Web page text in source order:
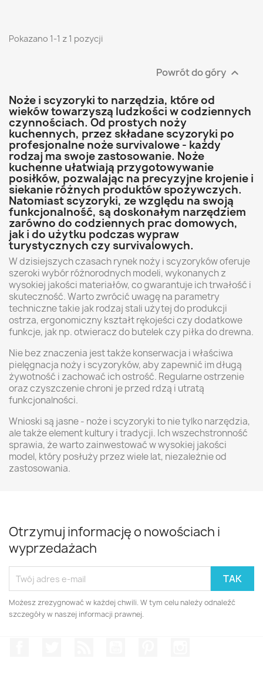
Pokazano 1-1 z 1 pozycji
Powrót do góry 
Noże i scyzoryki to narzędzia, które od
wieków towarzyszą ludzkości w codziennych
czynnościach. Od prostych noży
kuchennych, przez składane scyzoryki po
profesjonalne noże survivalowe - każdy
rodzaj ma swoje zastosowanie. Noże
kuchenne ułatwiają przygotowywanie
posiłków, pozwalając na precyzyjne krojenie i
siekanie różnych produktów spożywczych.
Natomiast scyzoryki, ze względu na swoją
funkcjonalność, są doskonałym narzędziem
zarówno do codziennych prac domowych,
jak i do użytku podczas wypraw
turystycznych czy survivalowych.
W dzisiejszych czasach rynek noży i scyzoryków oferuje
szeroki wybór różnorodnych modeli, wykonanych z
wysokiej jakości materiałów, co gwarantuje ich trwałość i
skuteczność. Warto zwrócić uwagę na parametry
techniczne takie jak rodzaj stali użytej do produkcji
ostrza, ergonomiczny kształt rękojeści czy dodatkowe
funkcje, jak np. otwieracz do butelek czy piłka do drewna.
Nie bez znaczenia jest także konserwacja i właściwa
pielęgnacja noży i scyzoryków, aby zapewnić im długą
żywotność i zachować ich ostrość. Regularne ostrzenie
oraz czyszczenie chroni je przed rdzą i utratą
funkcjonalności.
Wnioski są jasne - noże i scyzoryki to nie tylko narzędzia,
ale także element kultury i tradycji. Ich wszechstronność
sprawia, że warto zainwestować w wysokiej jakości
model, który posłuży przez wiele lat, niezależnie od
zastosowania.
Otrzymuj informację o nowościach i
wyprzedażach
Możesz zrezygnować w każdej chwili. W tym celu należy odnaleźć
szczegóły w naszej informacji prawnej.